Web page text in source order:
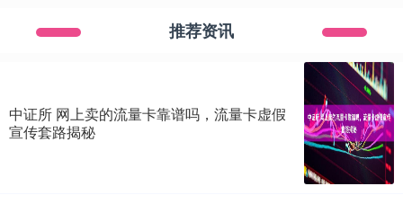
推荐资讯
中证所 网上卖的流量卡靠谱吗，流量卡虚假
宣传套路揭秘